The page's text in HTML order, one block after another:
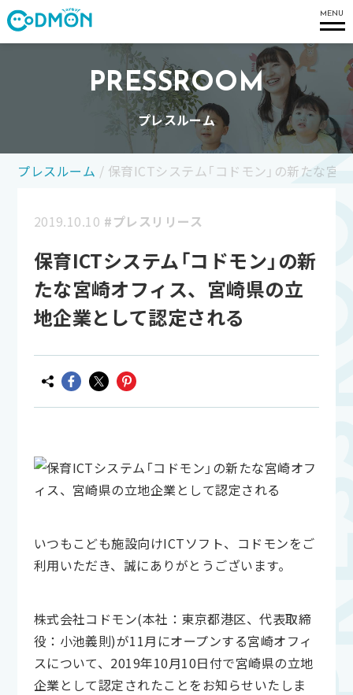
MENU
PRESSROOM
プレスルーム
プレスルーム / 保育ICTシステム「コドモン」の新たな
2019.10.10 #プレスリリース
保育ICTシステム「コドモン」の新
たな宮崎オフィス、宮崎県の立
地企業として認定される
いつもこども施設向けICTソフト、コドモンをご
利用いただき、誠にありがとうございます。
株式会社コドモン(本社：東京都港区、代表取締
役：小池義則)が11月にオープンする宮崎オフィ
スについて、2019年10月10日付で宮崎県の立地
企業として認定されたことをお知らせいたしま